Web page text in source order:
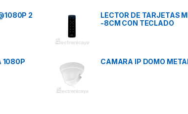
2
1080P
LECTOR DE TARJETAS
-8CM CON TECLADO
CAMARA IP DOMO